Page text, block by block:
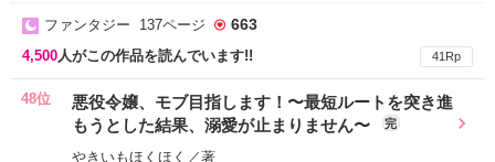
ファンタジー 137ページ 663
4,500人がこの作品を読んでいます!! 41Rp
48位
悪役令嬢、モブ目指します！〜最短ルートを突き進
もうとした結果、溺愛が止まりません〜
完
やきいもほくほく／著